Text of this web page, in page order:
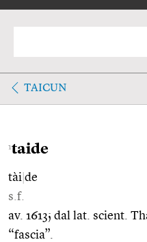
TAICUN
1taide
tài de
s.f.
av. 1613; dal lat. scient.
“fascia”.